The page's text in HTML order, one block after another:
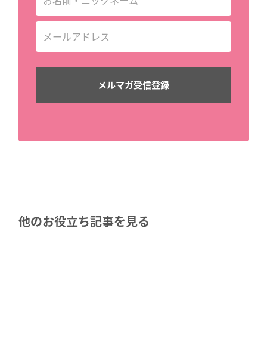
他のお役立ち記事を見る